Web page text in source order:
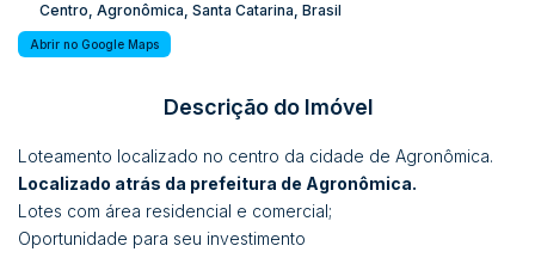
Centro, Agronômica, Santa Catarina, Brasil
Abrir no Google Maps
Descrição do Imóvel
Loteamento localizado no centro da cidade de Agronômica.
Localizado atrás da prefeitura de Agronômica.
Lotes com área residencial e comercial;
Oportunidade para seu investimento